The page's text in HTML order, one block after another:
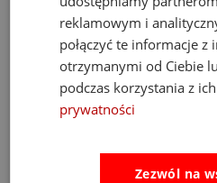
reklamowym i
połączyć te informacje
otrzymanymi od Ciebie
podczas korzystania z ich
prywatności
Zezwól na